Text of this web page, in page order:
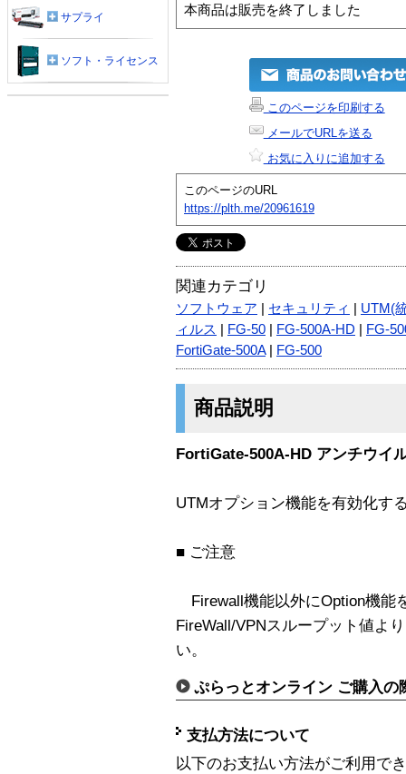
本商品は販売を終了しました
このページを印刷する
メールでURLを送る
お気に入りに追加する
このページのURL
https://plth.me/20961619
関連カテゴリ
ソフトウェア セキュリティ
UTM(
ィルス
FG-50 FG-500A-HD
FG-
FortiGate-500A| FG-500
商品説明
FortiGate-500A-HD アンチウイ
UTMオプション機能を有効化す
■ ご注意
Firewall機能以外にOption機能
FireWall/VPNスループット値よ
い。
ぷらっとオンライン ご購入の
支払方法について
以下のお支払い方法がご利用で
サプライ
ソフト・ライセンス